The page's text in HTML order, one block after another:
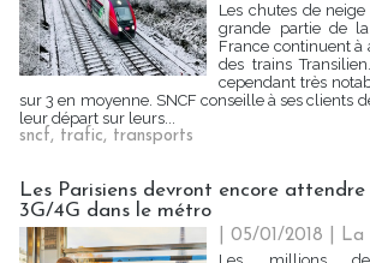
Les chutes de
grande partie de
France continuent à
des trains
cependant très
sur 3 en moyenne. SNCF conseille à ses clients
leur départ sur leurs...
sncf, trafic, transports
Les Parisiens devront encore
3G/4G dans le métro
| 05/01/2018
La